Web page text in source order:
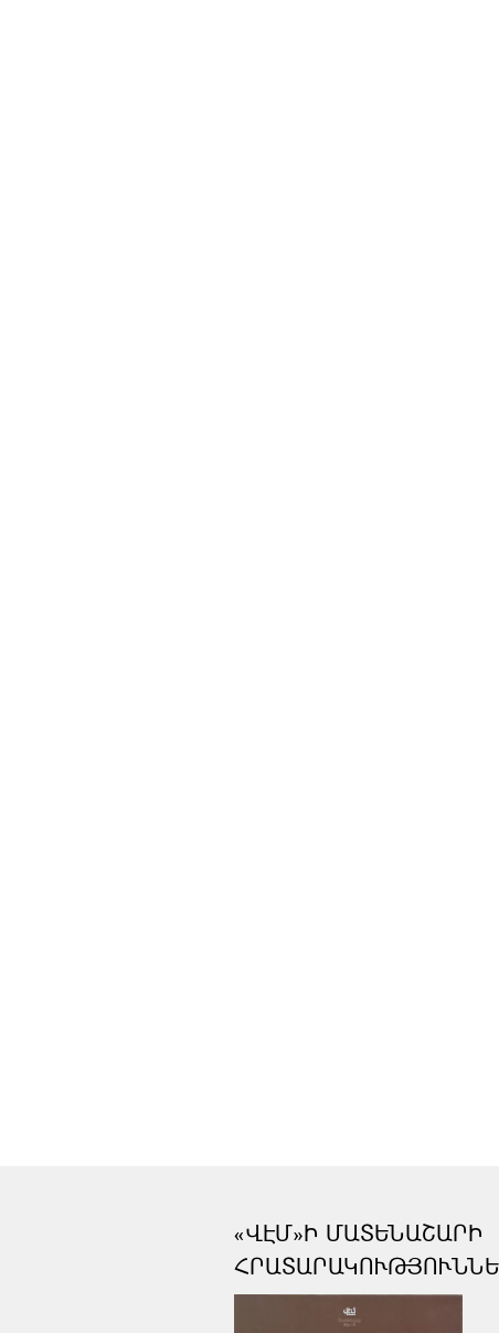
«ՎԷՄ»Ի ՄԱՏԵՆԱՇԱՐԻ